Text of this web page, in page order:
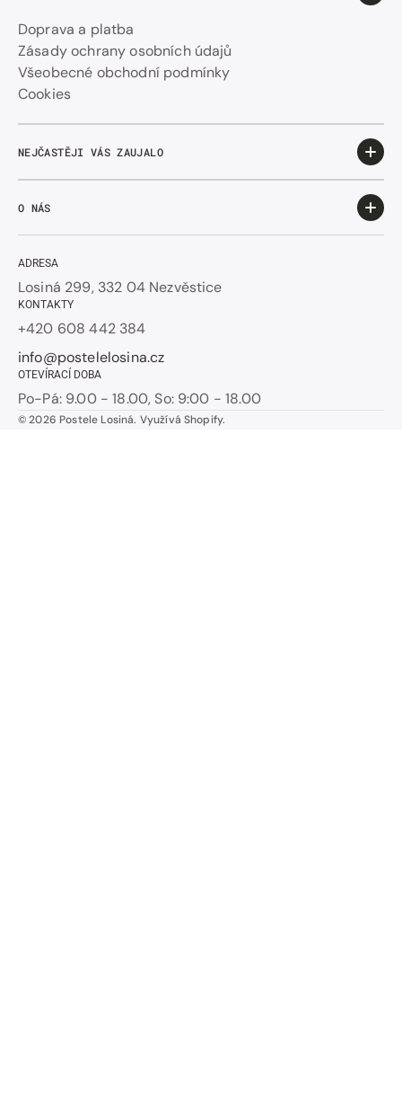
Doprava a platba
Zásady ochrany osobních údajů
Všeobecné obchodní podmínky
Cookies
NEJČASTĚJI VÁS ZAUJALO
O NÁS
ADRESA
Losiná 299, 332 04 Nezvěstice
KONTAKTY
+420 608 442 384
info@postelelosina.cz
OTEVÍRACÍ DOBA
Po-Pá: 9.00 - 18.00, So: 9:00 - 18.00
© 2026 Postele Losiná. Využívá Shopify.